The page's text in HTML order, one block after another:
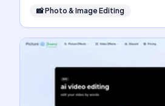
📸Photo & Image Editing